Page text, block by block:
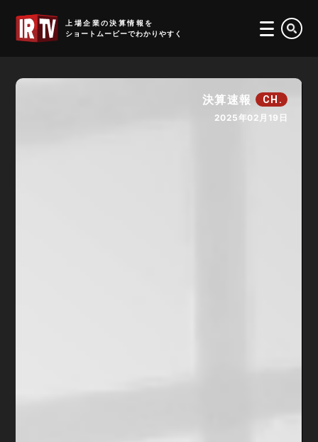
上場企業の決算情報を
ショートムービーでわかりやすく
決算速報 CH.
2025年02月19日